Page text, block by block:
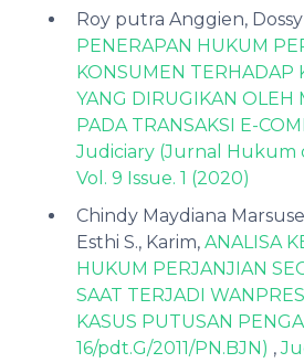
Roy putra Anggien,
PENERAPAN HUKUM
KONSUMEN TERHADAP
YANG DIRUGIKAN OLEH
PADA TRANSAKSI E-
Judiciary (Jurnal Hukum
Vol. 9 Issue. 1 (2020)
Chindy Maydiana
Esthi S., Karim, ANALISA
HUKUM PERJANJIAN
SAAT TERJADI
KASUS PUTUSAN
16/pdt.G/2011/PN.BJN) ,